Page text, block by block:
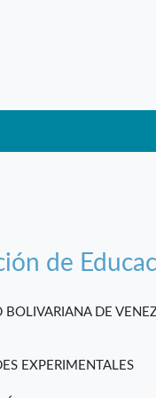
de
BOLIVARIANA DE
EXPERIMENTALES